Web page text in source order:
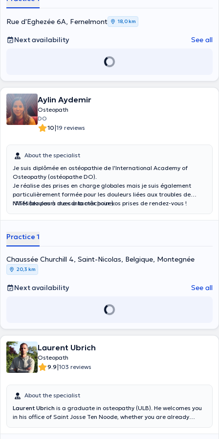
Rue d'Eghezée 6A, Fernelmont 18,0 km
Next availability See all
Aylin Aydemir
Osteopath
DO
10|19 reviews
About the specialist
Je suis diplômée en ostéopathie de l'International Academy of
Osteopathy (ostéopathe DO).
Je réalise des prises en charge globales mais je suis également
particulièrement formée pour les douleurs liées aux troubles de
l'ATM (douleurs dues à la mâchoire).
N'hésitez pas à me contacter pour vos prises de rendez-vous !
Practice 1
Chaussée Churchill 4, Saint-Nicolas, Belgique, Montegnée
20,3 km
Next availability See all
Laurent Ubrich
Osteopath
9.9|103 reviews
About the specialist
Laurent Ubrich is a graduate in osteopathy (ULB). He welcomes you
in his office of Saint Josse Ten Noode, whether you are already
translated by google translate